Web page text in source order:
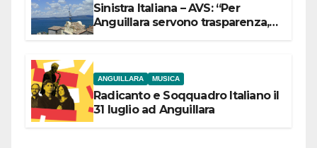
Sinistra Italiana – AVS: “Per
Anguillara servono trasparenza,
ANGUILLARA MUSICA
Radicanto e Soqquadro Italiano il
31 luglio ad Anguillara